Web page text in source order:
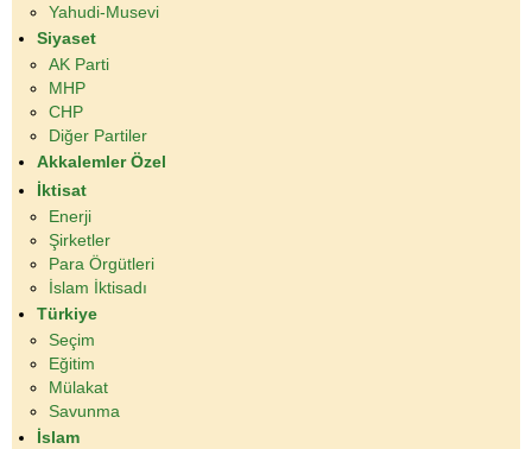
Yahudi-Musevi
Siyaset
AK Parti
MHP
CHP
Diğer Partiler
Akkalemler Özel
İktisat
Enerji
Şirketler
Para Örgütleri
İslam İktisadı
Türkiye
Seçim
Eğitim
Mülakat
Savunma
İslam